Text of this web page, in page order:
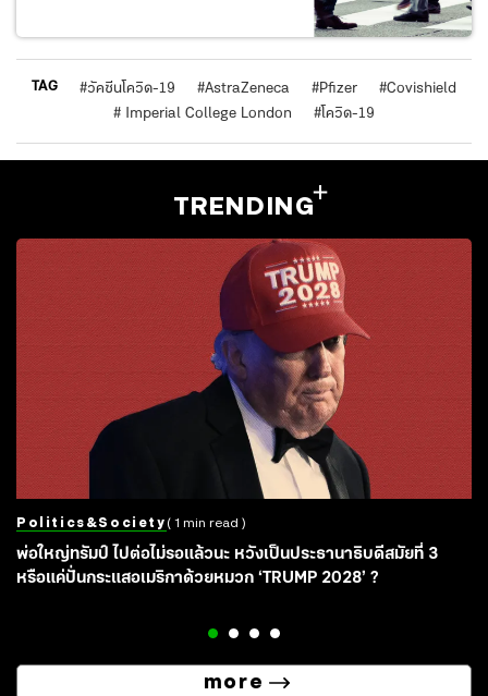
TAG #วัคซีนโควิด-19 #AstraZeneca #Pfizer #Covishield
# Imperial College London #โควิด-19
TRENDING
Politics&society ( 1 min read )
พ่อใหญ่ทรัมป์ ไปต่อไม่รอแล้วนะ หวังเป็นประธานาธิบดีสมัยที่ 3
หรือแค่ปั่นกระแสอเมริกาด้วยหมวก ‘TRUMP 2028’ ?
more